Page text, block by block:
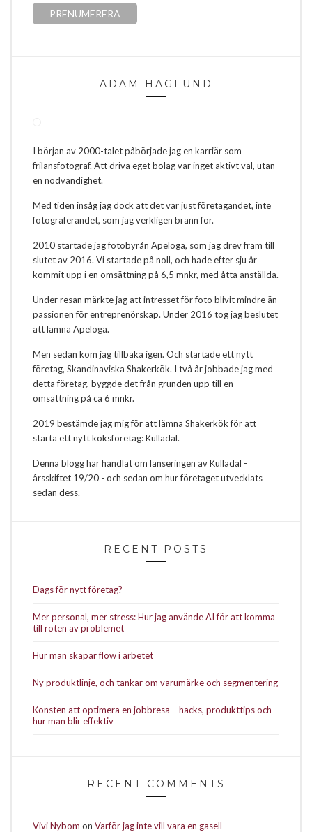
ADAM HAGLUND
I början av 2000-talet påbörjade jag en karriär som
frilansfotograf. Att driva eget bolag var inget aktivt val, utan
en nödvändighet.
Med tiden insåg jag dock att det var just företagandet, inte
fotograferandet, som jag verkligen brann för.
2010 startade jag fotobyrån Apelöga, som jag drev fram till
slutet av 2016. Vi startade på noll, och hade efter sju år
kommit upp i en omsättning på 6,5 mnkr, med åtta anställda.
Under resan märkte jag att intresset för foto blivit mindre än
passionen för entreprenörskap. Under 2016 tog jag beslutet
att lämna Apelöga.
Men sedan kom jag tillbaka igen. Och startade ett nytt
företag, Skandinaviska Shakerkök. I två år jobbade jag med
detta företag, byggde det från grunden upp till en
omsättning på ca 6 mnkr.
2019 bestämde jag mig för att lämna Shakerkök för att
starta ett nytt köksföretag: Kulladal.
Denna blogg har handlat om lanseringen av Kulladal -
årsskiftet 19/20 - och sedan om hur företaget utvecklats
sedan dess.
RECENT POSTS
Dags för nytt företag?
Mer personal, mer stress: Hur jag använde AI för att komma
till roten av problemet
Hur man skapar flow i arbetet
Ny produktlinje, och tankar om varumärke och segmentering
Konsten att optimera en jobbresa – hacks, produkttips och
hur man blir effektiv
RECENT COMMENTS
Vivi Nybom on Varför jag inte vill vara en gasell